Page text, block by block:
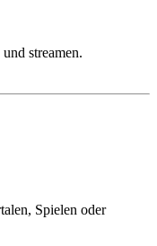
streamen.
Spielen oder